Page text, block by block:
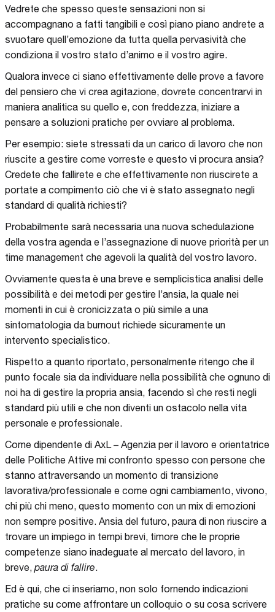
Vedrete che spesso queste sensazioni non si
accompagnano a fatti tangibili e così piano piano andrete a
svuotare quell’emozione da tutta quella pervasività che
condiziona il vostro stato d’animo e il vostro agire.
Qualora invece ci siano effettivamente delle prove a favore
del pensiero che vi crea agitazione, dovrete concentrarvi in
maniera analitica su quello e, con freddezza, iniziare a
pensare a soluzioni pratiche per ovviare al problema.
Per esempio: siete stressati da un carico di lavoro che non
riuscite a gestire come vorreste e questo vi procura ansia?
Credete che fallirete e che effettivamente non riuscirete a
portate a compimento ciò che vi è stato assegnato negli
standard di qualità richiesti?
Probabilmente sarà necessaria una nuova schedulazione
della vostra agenda e l’assegnazione di nuove priorità per un
time management che agevoli la qualità del vostro lavoro.
Ovviamente questa è una breve e semplicistica analisi delle
possibilità e dei metodi per gestire l’ansia, la quale nei
momenti in cui è cronicizzata o più simile a una
sintomatologia da burnout richiede sicuramente un
intervento specialistico.
Rispetto a quanto riportato, personalmente ritengo che il
punto focale sia da individuare nella possibilità che ognuno di
noi ha di gestire la propria ansia, facendo sì che resti negli
standard più utili e che non diventi un ostacolo nella vita
personale e professionale.
Come dipendente di AxL – Agenzia per il lavoro e orientatrice
delle Politiche Attive mi confronto spesso con persone che
stanno attraversando un momento di transizione
lavorativa/professionale e come ogni cambiamento, vivono,
chi più chi meno, questo momento con un mix di emozioni
non sempre positive. Ansia del futuro, paura di non riuscire a
trovare un impiego in tempi brevi, timore che le proprie
competenze siano inadeguate al mercato del lavoro, in
breve, paura di fallire.
Ed è qui, che ci inseriamo, non solo fornendo indicazioni
pratiche su come affrontare un colloquio o su cosa scrivere